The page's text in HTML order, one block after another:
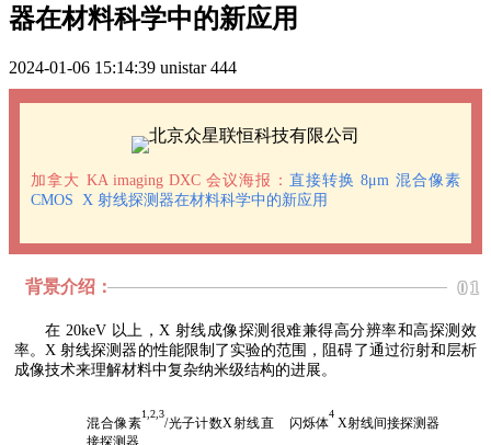
器在材料科学中的新应用
2024-01-06 15:14:39 unistar 444
加拿大 KA imaging DXC 会议海报： 直接转换 8μm 混合像素
CMOS X 射线探测器在材料科学中的新应用
背景介绍： 01
在 20keV 以上，X 射线成像探测很难兼得高分辨率和高探测效
率。X 射线探测器的性能限制了实验的范围，阻碍了通过衍射和层析
成像技术来理解材料中复杂纳米级结构的进展。
混合像素
1 ,2,3
/光子计数X射线直
接探测器
闪烁体
4
X射线间接探测器